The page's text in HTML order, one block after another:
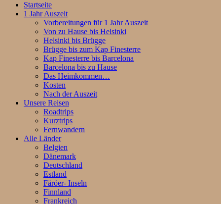
Startseite
1 Jahr Auszeit
Vorbereitungen für 1 Jahr Auszeit
Von zu Hause bis Helsinki
Helsinki bis Brügge
Brügge bis zum Kap Finesterre
Kap Finesterre bis Barcelona
Barcelona bis zu Hause
Das Heimkommen…
Kosten
Nach der Auszeit
Unsere Reisen
Roadtrips
Kurztrips
Fernwandern
Alle Länder
Belgien
Dänemark
Deutschland
Estland
Färöer- Inseln
Finnland
Frankreich